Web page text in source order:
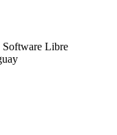
Software Libre